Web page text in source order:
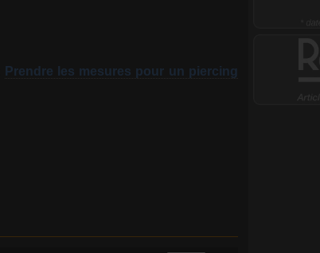
Prendre les mesures pour un piercing